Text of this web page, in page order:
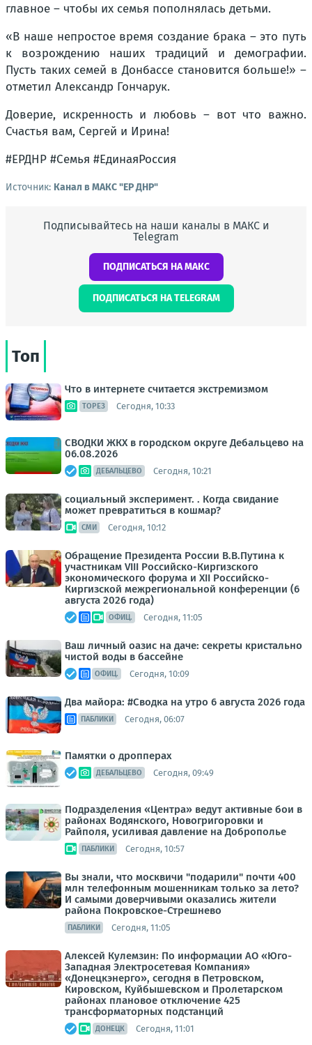
главное – чтобы их семья пополнялась детьми.
«В наше непростое время создание брака – это путь
к возрождению наших традиций и демографии.
Пусть таких семей в Донбассе становится больше!» –
отметил Александр Гончарук.
Доверие, искренность и любовь – вот что важно.
Счастья вам, Сергей и Ирина!
#ЕРДНР #Семья #ЕдинаяРоссия
Источник: Канал в МАКС "ЕР ДНР"
Подписывайтесь на наши каналы в МАКС и
Telegram
ПОДПИСАТЬСЯ НА МАКС
ПОДПИСАТЬСЯ НА TELEGRAM
Топ
Что в интернете считается экстремизмом
ТОРЕЗ Сегодня, 10:33
СВОДКИ ЖКХ в городском округе Дебальцево на
06.08.2026
ДЕБАЛЬЦЕВО Сегодня, 10:21
социальный эксперимент. . Когда свидание
может превратиться в кошмар?
СМИ Сегодня, 10:12
Обращение Президента России В.В.Путина к
участникам VIII Российско-Киргизского
экономического форума и XII Российско-
Киргизской межрегиональной конференции (6
августа 2026 года)
ОФИЦ. Сегодня, 11:05
Ваш личный оазис на даче: секреты кристально
чистой воды в бассейне
ОФИЦ. Сегодня, 10:09
Два майора: #Сводка на утро 6 августа 2026 года
ПАБЛИКИ Сегодня, 06:07
Памятки о дропперах
ДЕБАЛЬЦЕВО Сегодня, 09:49
Подразделения «Центра» ведут активные бои в
районах Водянского, Новогригоровки и
Райполя, усиливая давление на Доброполье
ПАБЛИКИ Сегодня, 10:57
Вы знали, что москвичи "подарили" почти 400
млн телефонным мошенникам только за лето?
И самыми доверчивыми оказались жители
района Покровское-Стрешнево
ПАБЛИКИ Сегодня, 11:05
Алексей Кулемзин: По информации АО «Юго-
Западная Электросетевая Компания»
«Донецкэнерго», сегодня в Петровском,
Кировском, Куйбышевском и Пролетарском
районах плановое отключение 425
трансформаторных подстанций
ДОНЕЦК Сегодня, 11:01